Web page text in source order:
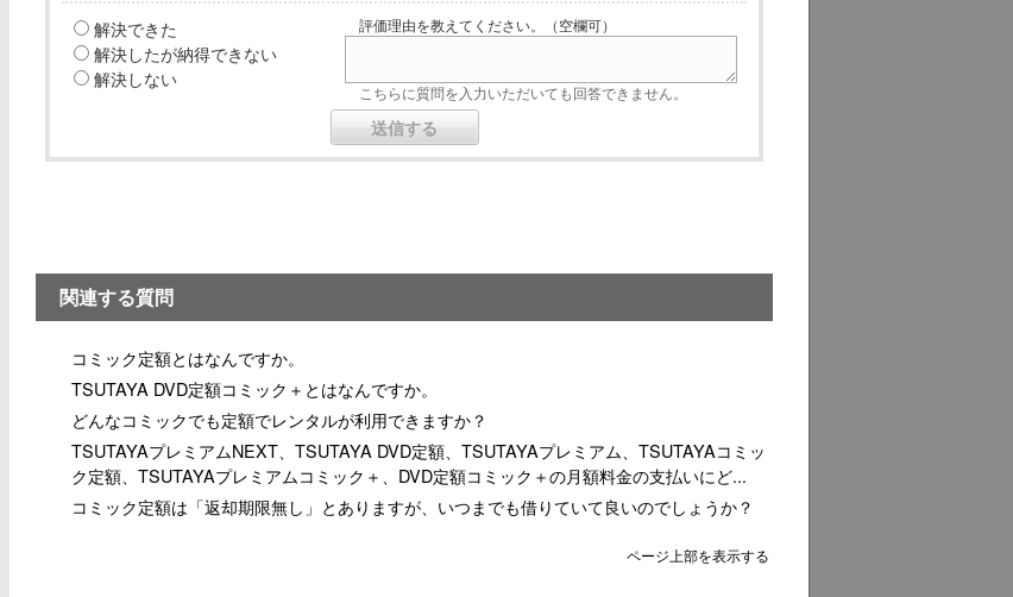
解決できた
解決したが納得できない
解決しない
評価理由を教えてください。（空欄可）
こちらに質問を入力いただいても回答できません。
関連する質問
コミック定額とはなんですか。
TSUTAYA DVD定額コミック＋とはなんですか。
どんなコミックでも定額でレンタルが利用できますか？
TSUTAYAプレミアムNEXT、TSUTAYA DVD定額、TSUTAYAプレミアム、TSUTAYAコミッ
ク定額、TSUTAYAプレミアムコミック＋、DVD定額コミック＋の月額料金の支払いにど...
コミック定額は「返却期限無し」とありますが、いつまでも借りていて良いのでしょうか？
ページ上部を表示する